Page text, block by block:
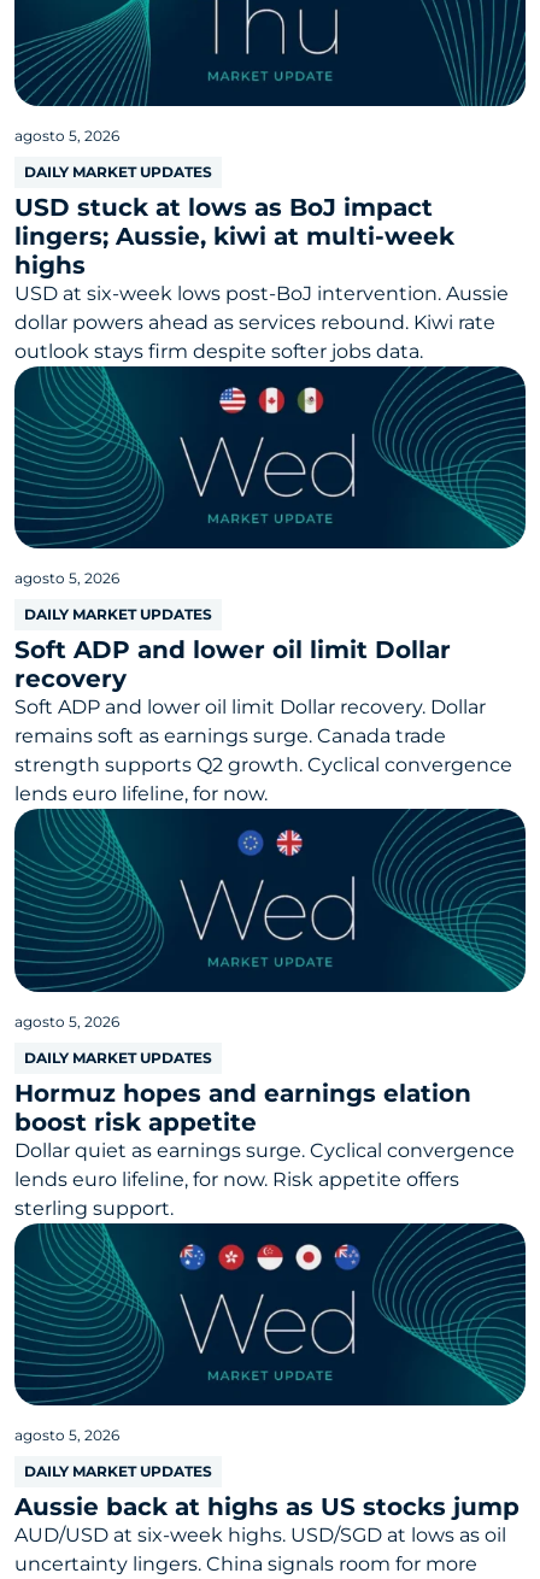
agosto 5, 2026
DAILY MARKET UPDATES
USD stuck at lows as BoJ impact
lingers; Aussie, kiwi at multi-week
highs
USD at six-week lows post-BoJ intervention. Aussie
dollar powers ahead as services rebound. Kiwi rate
outlook stays firm despite softer jobs data.
agosto 5, 2026
DAILY MARKET UPDATES
Soft ADP and lower oil limit Dollar
recovery
Soft ADP and lower oil limit Dollar recovery. Dollar
remains soft as earnings surge. Canada trade
strength supports Q2 growth. Cyclical convergence
lends euro lifeline, for now.
agosto 5, 2026
DAILY MARKET UPDATES
Hormuz hopes and earnings elation
boost risk appetite
Dollar quiet as earnings surge. Cyclical convergence
lends euro lifeline, for now. Risk appetite offers
sterling support.
agosto 5, 2026
DAILY MARKET UPDATES
Aussie back at highs as US stocks jump
AUD/USD at six-week highs. USD/SGD at lows as oil
uncertainty lingers. China signals room for more